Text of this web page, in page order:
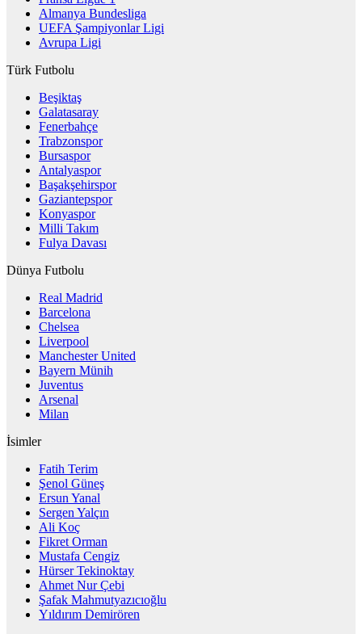
Almanya Bundesliga
UEFA Şampiyonlar Ligi
Avrupa Ligi
Türk Futbolu
Beşiktaş
Galatasaray
Fenerbahçe
Trabzonspor
Bursaspor
Antalyaspor
Başakşehirspor
Gaziantepspor
Konyaspor
Milli Takım
Fulya Davası
Dünya Futbolu
Real Madrid
Barcelona
Chelsea
Liverpool
Manchester United
Bayern Münih
Juventus
Arsenal
Milan
İsimler
Fatih Terim
Şenol Güneş
Ersun Yanal
Sergen Yalçın
Ali Koç
Fikret Orman
Mustafa Cengiz
Hürser Tekinoktay
Ahmet Nur Çebi
Şafak Mahmutyazıcıoğlu
Yıldırım Demirören